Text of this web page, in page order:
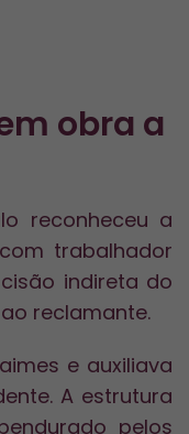
obra a
reconheceu a
trabalhador
indireta do
reclamante.
e auxiliava
A estrutura
pelos